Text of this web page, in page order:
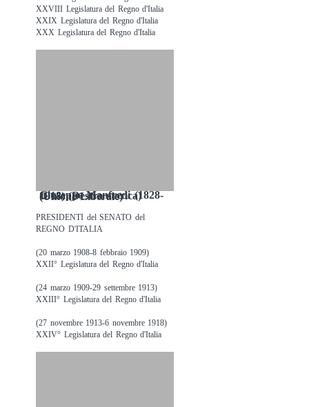
XXVIII Legislatura del Regno d'Italia
XXIX Legislatura del Regno d'Italia
XXX Legislatura del Regno d'Italia
Giuseppe Manfredi (1828-1918) (Destra storica) (Unione Liberale)
PRESIDENTI del SENATO del
REGNO D'ITALIA
(20 marzo 1908-8 febbraio 1909)
XXII° Legislatura del Regno d'Italia
(24 marzo 1909-29 settembre 1913)
XXIII° Legislatura del Regno d'Italia
(27 novembre 1913-6 novembre 1918)
XXIV° Legislatura del Regno d'Italia